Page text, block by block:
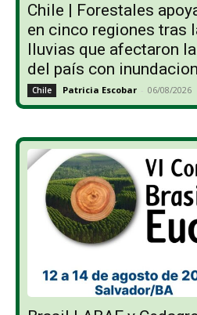
Chile | Forestales
en cinco regiones tras
lluvias que afectaron
del país con
Chile Patricia Escobar - 06/08/2026